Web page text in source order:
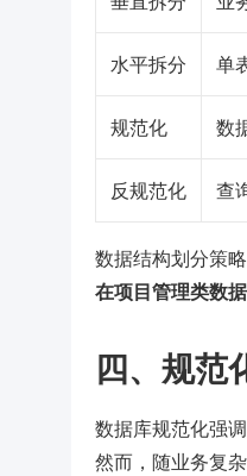
水平拆分 单
规范化 数
反规范化 查
数据结构划分策
在项目管理类数
四、规范
数据库规范化强
然而，随业务复